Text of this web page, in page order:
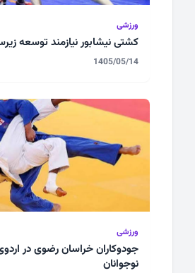
ورزشی
کشتی نیشابور نیازمند توسعه
1405/05/14
ورزشی
جودوکاران خراسان رضوی در
نوجوانان